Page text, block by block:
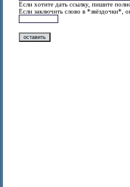
Если хотите дать ссылку, пишите
Если заключить слово в *звёздочки*,